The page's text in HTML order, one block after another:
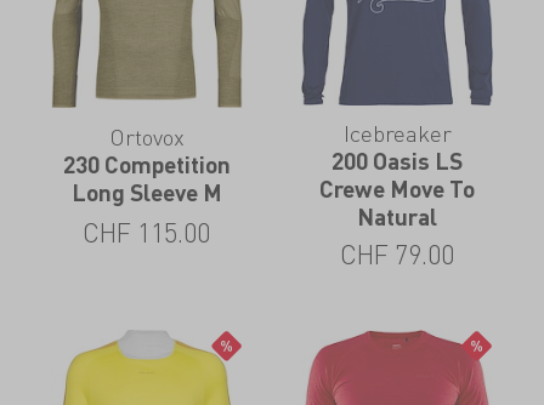
Ortovox
230 Competition
Long Sleeve M
CHF 115.00
Icebreaker
200 Oasis LS
Crewe Move To
Natural
CHF 79.00